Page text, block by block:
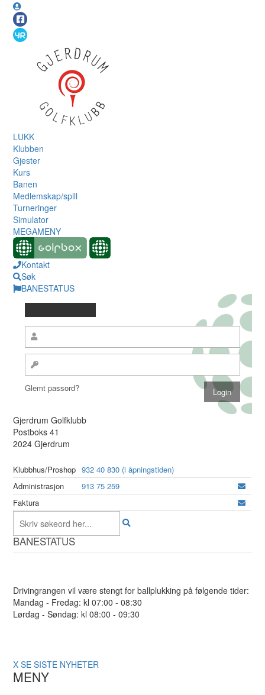
LUKK
Klubben
Gjester
Kurs
Banen
Medlemskap/spill
Turneringer
Simulator
MEGAMENY
Kontakt
Søk
BANESTATUS
Glemt passord?
Gjerdrum Golfklubb
Postboks 41
2024 Gjerdrum
Klubbhus/Proshop 932 40 830 (i åpningstiden)
Administrasjon
913 75 259
Faktura
BANESTATUS
Drivingrangen vil være stengt for ballplukking på følgende tider:
Mandag - Fredag: kl 07:00 - 08:30
Lørdag - Søndag: kl 08:00 - 09:30
X SE SISTE NYHETER
MENY